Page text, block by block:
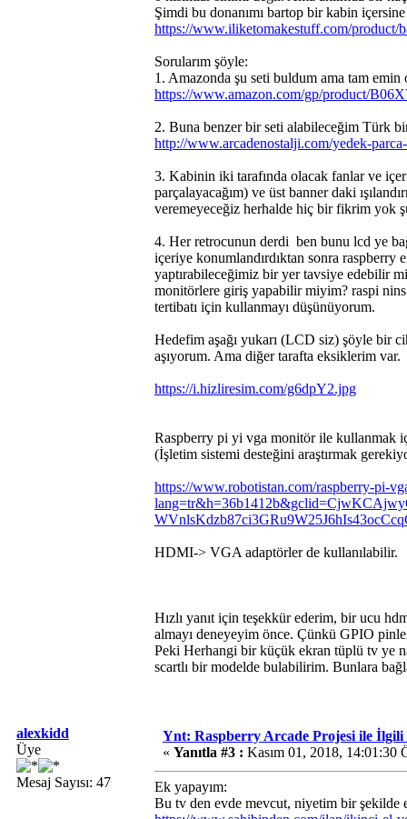
Şimdi bu donanımı bartop bir kabin
https://www.iliketomakestuff.com/product/
Sorularım şöyle:
1. Amazonda şu seti buldum ama tam
https://www.amazon.com/gp/product/
2. Buna benzer bir seti alabileceğim Türk
http://www.arcadenostalji.com/yedek-
3. Kabinin iki tarafında olacak fanlar ve
parçalayacağım) ve üst banner daki
veremeyeceğiz herhalde hiç bir fikrim yok
4. Her retrocunun derdi ben bunu lcd ye
içeriye konumlandırdıktan sonra
yaptırabileceğimiz bir yer tavsiye edebilir
monitörlere giriş yapabilir miyim? raspi nins
tertibatı için kullanmayı düşünüyorum.
Hedefim aşağı yukarı (LCD siz) şöyle bir
aşıyorum. Ama diğer tarafta eksiklerim var.
https://i.hizliresim.com/g6dpY2.jpg
Raspberry pi yi vga monitör ile kullanmak
(İşletim sistemi desteğini araştırmak
https://www.robotistan.com/raspberry-pi-
HDMI-> VGA adaptörler de kullanılabilir.
Hızlı yanıt için teşekkür ederim, bir ucu
almayı deneyeyim önce. Çünkü GPIO
Peki Herhangi bir küçük ekran tüplü tv ye
scartlı bir modelde bulabilirim. Bunlara
alexkidd
Üye
Mesaj Sayısı: 47
Ynt: Raspberry Arcade Projesi ile İlgili
« Yanıtla #3 : Kasım 01, 2018, 14:01:30
Ek yapayım:
Bu tv den evde mevcut, niyetim bir şekilde